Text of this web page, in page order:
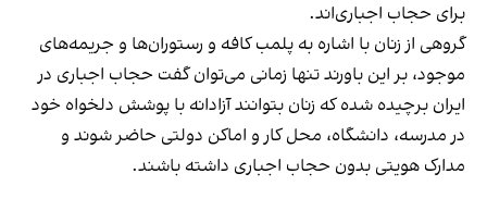
برای حجاب اجباری‌اند.
گروهی از زنان با اشاره به پلمب کافه و رستوران‌ها و جریمه‌های
موجود، بر این باورند تنها زمانی می‌توان گفت حجاب اجباری در
ایران برچیده شده که زنان بتوانند آزادانه با پوشش دلخواه خود
در مدرسه، دانشگاه، محل کار و اماکن دولتی حاضر شوند و
مدارک هویتی بدون حجاب اجباری داشته باشند.